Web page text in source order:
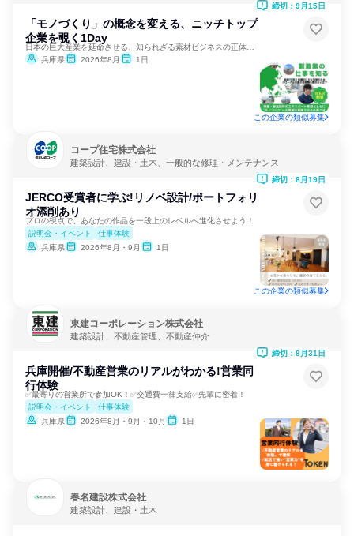
「モノづくり」の概念を変える、ニッチトップ
企業を覗く1Day
兵庫県
2026年8月 1日
締切：9月15日
この企業の類似募集
コープ住宅株式会社
建築設計、建設・土木、一般的な修理・メンテナンス
JERCO受賞者に学ぶ!リノベ設計/ポートフォリ
オ添削あり
プロの視点で、あなたの作品を一段上のレベルへ進化させよう！
説明会・イベント
仕事体験
兵庫県
2026年8月・9月 1日
締切：8月19日
この企業の類似募集
東建コーポレーション株式会社
建築設計、不動産管理、不動産仲介
兵庫開催/不動産営業のリアルがわかる!営業同
行体験
✅最寄りの営業所で参加OK！✅交通費一律支給✅先輩に密着！
説明会・イベント
仕事体験
兵庫県
2026年8月・9月・10月 1日
締切：8月31日
春名建設株式会社
建築設計、建設・土木